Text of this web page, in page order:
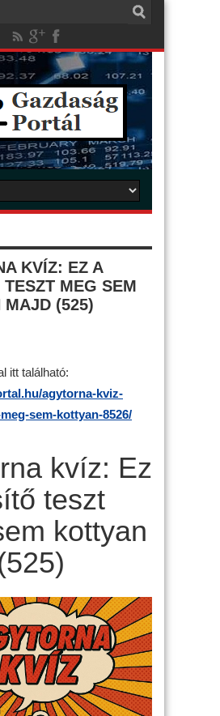
KVÍZ: EZ A
TESZT MEG SEM
MAJD (525)
itt található:
agytorna-kviz-
sem-kottyan-8526/
kvíz: Ez
teszt
kottyan